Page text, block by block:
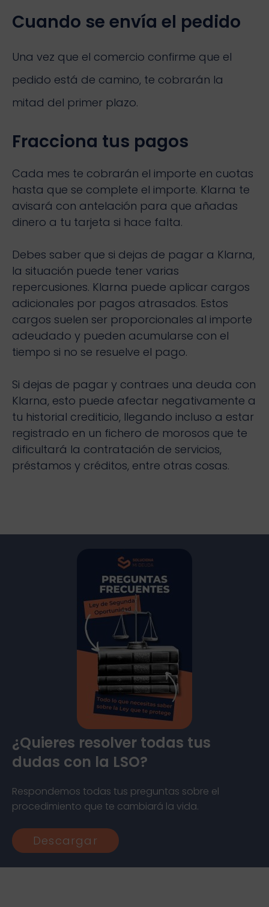
Cuando se envía el pedido
Una vez que el comercio confirme que el
pedido está de camino, te cobrarán la
mitad del primer plazo.
Fracciona tus pagos
Cada mes te cobrarán el importe en cuotas
hasta que se complete el importe. Klarna te
avisará con antelación para que añadas
dinero a tu tarjeta si hace falta.
Debes saber que si dejas de pagar a Klarna,
la situación puede tener varias
repercusiones. Klarna puede aplicar cargos
adicionales por pagos atrasados. Estos
cargos suelen ser proporcionales al importe
adeudado y pueden acumularse con el
tiempo si no se resuelve el pago.
Si dejas de pagar y contraes una deuda con
Klarna, esto puede afectar negativamente a
tu historial crediticio, llegando incluso a estar
registrado en un fichero de morosos que te
dificultará la contratación de servicios,
préstamos y créditos, entre otras cosas.
¿Quieres resolver todas tus
dudas con la LSO?
Respondemos todas tus preguntas sobre el
procedimiento que te cambiará la vida.
Descargar